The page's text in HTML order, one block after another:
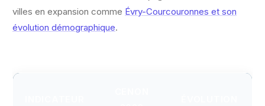
villes en expansion comme Évry-Courcouronnes et son
évolution démographique.